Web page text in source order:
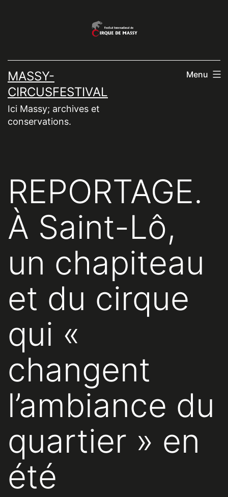
MASSY-
CIRCUSFESTIVAL
Ici Massy; archives et
conservations.
Menu
REPORTAGE.
À Saint-Lô,
un chapiteau
et du cirque
qui «
changent
l’ambiance du
quartier » en
été